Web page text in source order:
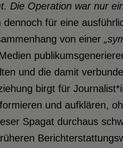
Die Operation war nur
für eine
von einer
und die damit
birgt für
und aufklären,
Spagat durchaus